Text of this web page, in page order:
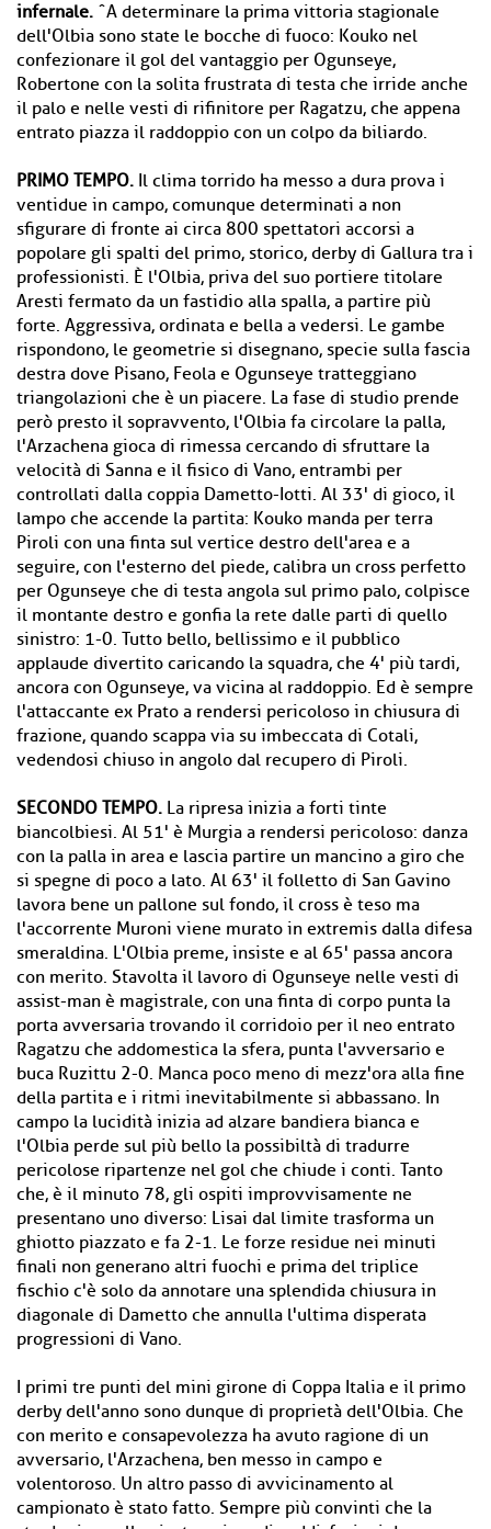
infernale. ˆA determinare la prima vittoria stagionale
dell'Olbia sono state le bocche di fuoco: Kouko nel
confezionare il gol del vantaggio per Ogunseye,
Robertone con la solita frustrata di testa che irride anche
il palo e nelle vesti di rifinitore per Ragatzu, che appena
entrato piazza il raddoppio con un colpo da biliardo.
PRIMO TEMPO. Il clima torrido ha messo a dura prova i
ventidue in campo, comunque determinati a non
sfigurare di fronte ai circa 800 spettatori accorsi a
popolare gli spalti del primo, storico, derby di Gallura tra i
professionisti. È l'Olbia, priva del suo portiere titolare
Aresti fermato da un fastidio alla spalla, a partire più
forte. Aggressiva, ordinata e bella a vedersi. Le gambe
rispondono, le geometrie si disegnano, specie sulla fascia
destra dove Pisano, Feola e Ogunseye tratteggiano
triangolazioni che è un piacere. La fase di studio prende
però presto il sopravvento, l'Olbia fa circolare la palla,
l'Arzachena gioca di rimessa cercando di sfruttare la
velocità di Sanna e il fisico di Vano, entrambi per
controllati dalla coppia Dametto-Iotti. Al 33' di gioco, il
lampo che accende la partita: Kouko manda per terra
Piroli con una finta sul vertice destro dell'area e a
seguire, con l'esterno del piede, calibra un cross perfetto
per Ogunseye che di testa angola sul primo palo, colpisce
il montante destro e gonfia la rete dalle parti di quello
sinistro: 1-0. Tutto bello, bellissimo e il pubblico
applaude divertito caricando la squadra, che 4' più tardi,
ancora con Ogunseye, va vicina al raddoppio. Ed è sempre
l'attaccante ex Prato a rendersi pericoloso in chiusura di
frazione, quando scappa via su imbeccata di Cotali,
vedendosi chiuso in angolo dal recupero di Piroli.
SECONDO TEMPO. La ripresa inizia a forti tinte
biancolbiesi. Al 51' è Murgia a rendersi pericoloso: danza
con la palla in area e lascia partire un mancino a giro che
si spegne di poco a lato. Al 63' il folletto di San Gavino
lavora bene un pallone sul fondo, il cross è teso ma
l'accorrente Muroni viene murato in extremis dalla difesa
smeraldina. L'Olbia preme, insiste e al 65' passa ancora
con merito. Stavolta il lavoro di Ogunseye nelle vesti di
assist-man è magistrale, con una finta di corpo punta la
porta avversaria trovando il corridoio per il neo entrato
Ragatzu che addomestica la sfera, punta l'avversario e
buca Ruzittu 2-0. Manca poco meno di mezz'ora alla fine
della partita e i ritmi inevitabilmente si abbassano. In
campo la lucidità inizia ad alzare bandiera bianca e
l'Olbia perde sul più bello la possibiltà di tradurre
pericolose ripartenze nel gol che chiude i conti. Tanto
che, è il minuto 78, gli ospiti improvvisamente ne
presentano uno diverso: Lisai dal limite trasforma un
ghiotto piazzato e fa 2-1. Le forze residue nei minuti
finali non generano altri fuochi e prima del triplice
fischio c'è solo da annotare una splendida chiusura in
diagonale di Dametto che annulla l'ultima disperata
progressioni di Vano.
I primi tre punti del mini girone di Coppa Italia e il primo
derby dell'anno sono dunque di proprietà dell'Olbia. Che
con merito e consapevolezza ha avuto ragione di un
avversario, l'Arzachena, ben messo in campo e
volentoroso. Un altro passo di avvicinamento al
campionato è stato fatto. Sempre più convinti che la